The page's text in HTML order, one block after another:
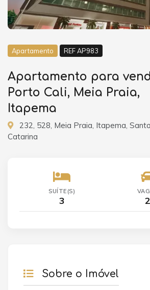
Apartamento REF AP983
Apartamento para
Porto Cali, Meia Praia,
Itapema
232, 528, Meia Praia, Itapema, Santa
Catarina
SUÍTE(S)
3 2
Sobre o Imóvel